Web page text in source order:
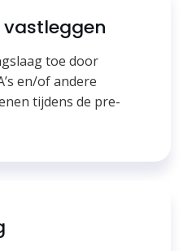
toe door
en/of andere
tijdens de pre-